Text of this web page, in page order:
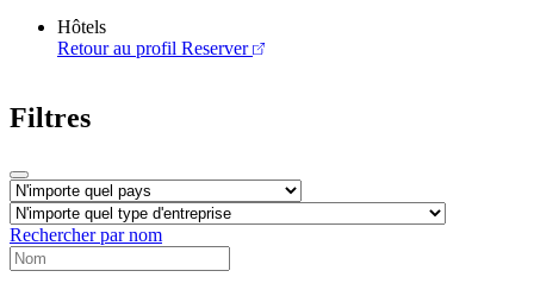
Hôtels
Retour au profil Reserver
Filtres
Rechercher par nom